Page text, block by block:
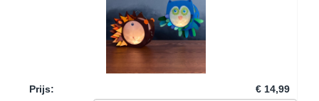
Prijs: € 14,99